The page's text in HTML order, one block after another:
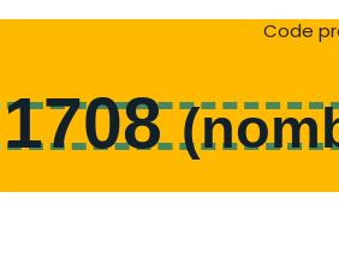
Code
1708(